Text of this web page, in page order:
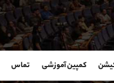
کمپین آموزشی تماس